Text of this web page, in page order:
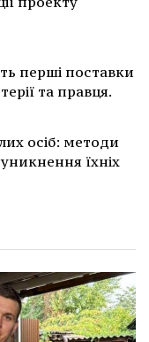
перші поставки
та правця.
осіб: методи
їхніх